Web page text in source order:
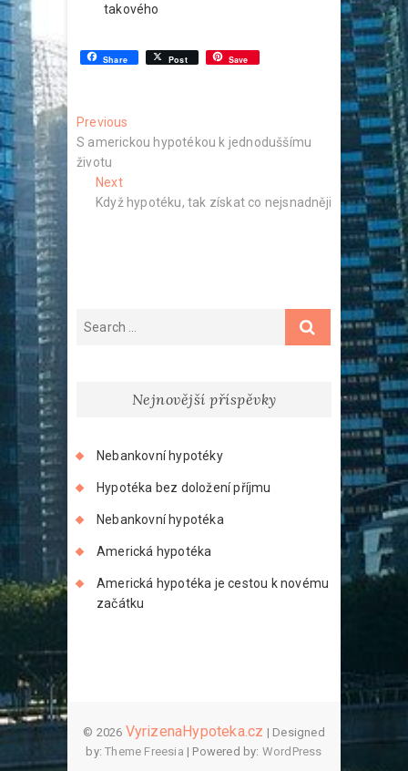
takového
Share Post Save
Navigace
pro
příspěvek
Previous
post:
S americkou hypotékou k jednoduššímu
životu
NextNext
post:
Když hypotéku, tak získat co nejsnadněji
Nejnovější příspěvky
Nebankovní hypotéky
Hypotéka bez doložení příjmu
Nebankovní hypotéka
Americká hypotéka
Americká hypotéka je cestou k novému
začátku
© 2026 VyrizenaHypoteka.cz | Designed
by:Theme Freesia | Powered by: WordPress